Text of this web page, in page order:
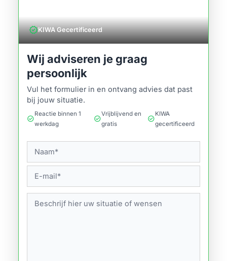
verifiedKIWA Gecertificeerd
Wij adviseren je graag
persoonlijk
Vul het formulier in en ontvang advies dat past
bij jouw situatie.
check_circle
Reactie binnen 1
werkdag
check_circle
Vrijblijvend en
gratis
check_circle
KIWA
gecertificeerd